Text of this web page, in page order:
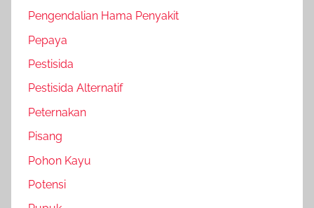
Pengendalian Hama Penyakit
Pepaya
Pestisida
Pestisida Alternatif
Peternakan
Pisang
Pohon Kayu
Potensi